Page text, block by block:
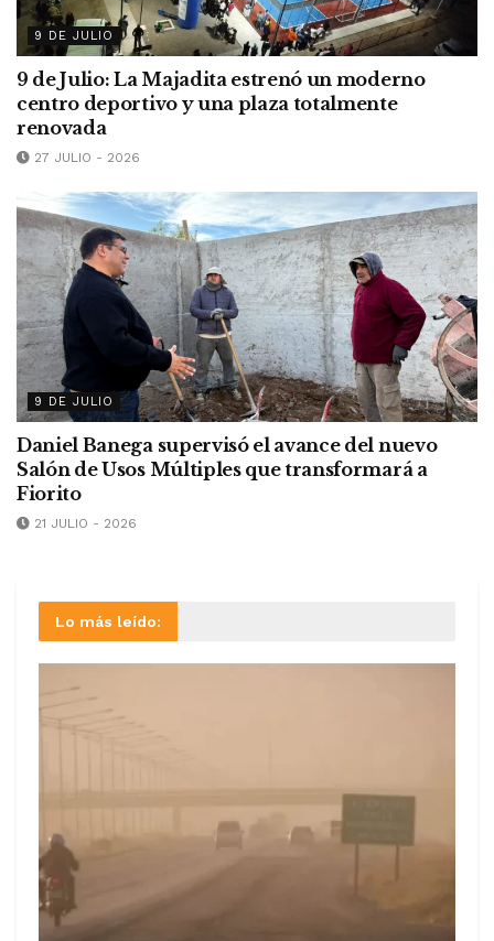
9 DE JULIO
9 de Julio: La Majadita estrenó un moderno
centro deportivo y una plaza totalmente
renovada
27 JULIO - 2026
9 DE JULIO
Daniel Banega supervisó el avance del nuevo
Salón de Usos Múltiples que transformará a
Fiorito
21 JULIO - 2026
Lo más leído: